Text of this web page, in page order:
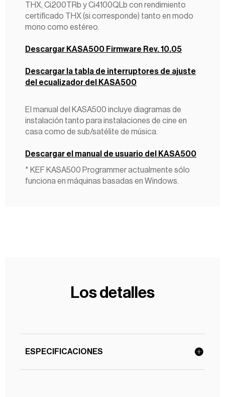
THX, Ci200TRb y Ci4100QLb con rendimiento
certificado THX (si corresponde) tanto en modo
mono como estéreo.
Descargar KASA500 Firmware Rev. 10.05
Descargar la tabla de interruptores de ajuste
del ecualizador del KASA500
El manual del KASA500 incluye diagramas de
instalación tanto para instalaciones de cine en
casa como de sub/satélite de música.
Descargar el manual de usuario del KASA500
* KEF KASA500 Programmer actualmente sólo
funciona en máquinas basadas en Windows.
Los detalles
ESPECIFICACIONES